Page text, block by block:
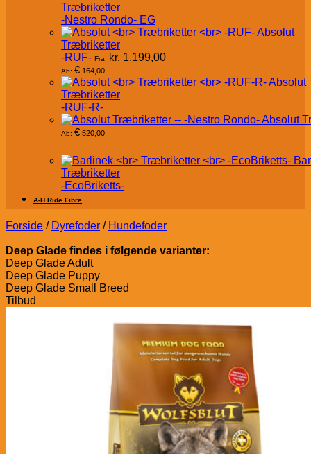
Træbriketter
-Nestro Rondo- EG
Absolut
Træbriketter
-RUF- Fra: kr. 1.199,00
Ab: € 164,00
Absolut
Træbriketter
-RUF-R-
Absolut
Ab: € 520,00
Træbriketter
-EcoBriketts-
A-H Ride Fibre
Forside / Dyrefoder / Hundefoder
Deep Glade findes i følgende varianter:
Deep Glade Adult
Deep Glade Puppy
Deep Glade Small Breed
Tilbud